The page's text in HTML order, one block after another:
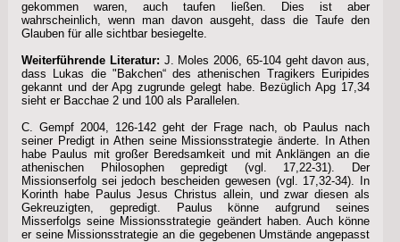
gekommen waren, auch taufen ließen. Dies ist aber
wahrscheinlich, wenn man davon ausgeht, dass die Taufe den
Glauben für alle sichtbar besiegelte.
Weiterführende Literatur: J. Moles 2006, 65-104 geht davon aus,
dass Lukas die "Bakchen“ des athenischen Tragikers Euripides
gekannt und der Apg zugrunde gelegt habe. Bezüglich Apg 17,34
sieht er Bacchae 2 und 100 als Parallelen.
C. Gempf 2004, 126-142 geht der Frage nach, ob Paulus nach
seiner Predigt in Athen seine Missionsstrategie änderte. In Athen
habe Paulus mit großer Beredsamkeit und mit Anklängen an die
athenischen Philosophen gepredigt (vgl. 17,22-31). Der
Missionserfolg sei jedoch bescheiden gewesen (vgl. 17,32-34). In
Korinth habe Paulus Jesus Christus allein, und zwar diesen als
Gekreuzigten, gepredigt. Paulus könne aufgrund seines
Misserfolgs seine Missionsstrategie geändert haben. Auch könne
er seine Missionsstrategie an die gegebenen Umstände angepasst